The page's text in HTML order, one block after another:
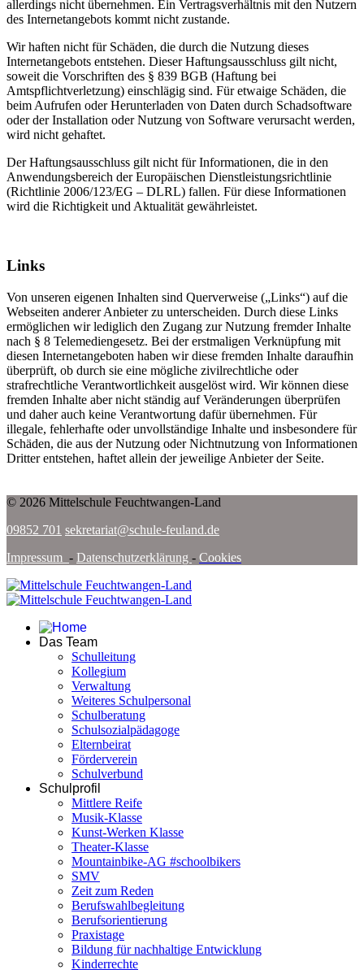
allerdings nicht übernehmen. Ein Vertragsverhältnis mit den Nutzern
des Internetangebots kommt nicht zustande.
Wir haften nicht für Schäden, die durch die Nutzung dieses
Internetangebots entstehen. Dieser Haftungsausschluss gilt nicht,
soweit die Vorschriften des § 839 BGB (Haftung bei
Amtspflichtverletzung) einschlägig sind. Für etwaige Schäden, die
beim Aufrufen oder Herunterladen von Daten durch Schadsoftware
oder der Installation oder Nutzung von Software verursacht werden,
wird nicht gehaftet.
Der Haftungsausschluss gilt nicht für Informationen, die in den
Anwendungsbereich der Europäischen Dienstleistungsrichtlinie
(Richtlinie 2006/123/EG – DLRL) fallen. Für diese Informationen
wird die Richtigkeit und Aktualität gewährleistet.
Links
Von unseren eigenen Inhalten sind Querverweise („Links“) auf die
Webseiten anderer Anbieter zu unterscheiden. Durch diese Links
ermöglichen wir lediglich den Zugang zur Nutzung fremder Inhalte
nach § 8 Telemediengesetz. Bei der erstmaligen Verknüpfung mit
diesen Internetangeboten haben wir diese fremden Inhalte daraufhin
überprüft, ob durch sie eine mögliche zivilrechtliche oder
strafrechtliche Verantwortlichkeit ausgelöst wird. Wir können diese
fremden Inhalte aber nicht ständig auf Veränderungen überprüfen
und daher auch keine Verantwortung dafür übernehmen. Für
illegale, fehlerhafte oder unvollständige Inhalte und insbesondere für
Schäden, die aus der Nutzung oder Nichtnutzung von Informationen
Dritter entstehen, haftet allein der jeweilige Anbieter der Seite.
© 2026 Mittelschule Feuchtwangen-Land
09852 701 sekretariat@schule-feuland.de
Impressum - Datenschutzerklärung - Cookies
Das Team
Schulleitung
Kollegium
Verwaltung
Weiteres Schulpersonal
Schulberatung
Schulsozialpädagoge
Elternbeirat
Förderverein
Schulverbund
Schulprofil
Mittlere Reife
Musik-Klasse
Kunst-Werken Klasse
Theater-Klasse
Mountainbike-AG #schoolbikers
SMV
Zeit zum Reden
Berufswahlbegleitung
Berufsorientierung
Praxistage
Bildung für nachhaltige Entwicklung
Kinderrechte